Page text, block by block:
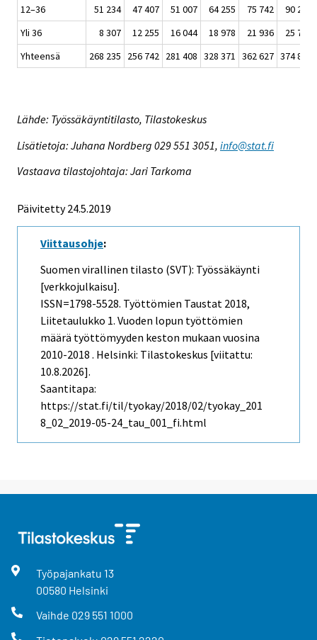
12–36
51 234 47 407 51 007 64 255 75 742
90 272
Yli 36
8 307 12 255 16 044 18 978 21 936
25 732
Yhteensä
268 235 256 742 281 408 328 371 362 627 374 862
Lähde: Työssäkäyntitilasto, Tilastokeskus
Lisätietoja: Juhana Nordberg 029 551 3051, info@stat.fi
Vastaava tilastojohtaja: Jari Tarkoma
Päivitetty 24.5.2019
Viittausohje:
Suomen virallinen tilasto (SVT): Työssäkäynti
[verkkojulkaisu].
ISSN=1798-5528. Työttömien Taustat 2018,
Liitetaulukko 1. Vuoden lopun työttömien
määrä työttömyyden keston mukaan vuosina
2010-2018 . Helsinki: Tilastokeskus [viitattu:
10.8.2026].
Saantitapa:
https://stat.fi/til/tyokay/2018/02/tyokay_201
8_02_2019-05-24_tau_001_fi.html
Työpajankatu 13
00580 Helsinki
Vaihde 029 551 1000